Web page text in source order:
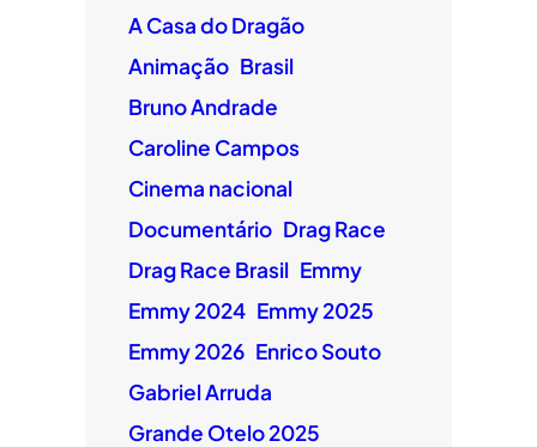
A Casa do Dragão
Animação Brasil
Bruno Andrade
Caroline Campos
Cinema nacional
Documentário Drag Race
Drag Race Brasil Emmy
Emmy 2024 Emmy 2025
Emmy 2026 Enrico Souto
Gabriel Arruda
Grande Otelo 2025